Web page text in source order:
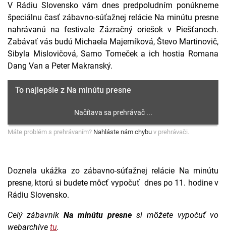
V Rádiu Slovensko vám dnes predpoludním ponúkneme
špeciálnu časť zábavno-súťažnej relácie Na minútu presne
nahrávanú na festivale Zázračný oriešok v Piešťanoch.
Zabávať vás budú Michaela Majerníková, Števo Martinovič,
Sibyla Mislovičová, Samo Tomeček a ich hostia Romana
Dang Van a Peter Makranský.
To najlepšie z Na minútu presne
Máte problém s prehrávaním? Nahláste nám chybu v prehrávači.
Doznela ukážka zo zábavno-súťažnej relácie Na minútu
presne, ktorú si budete môcť vypočuť dnes po 11. hodine v
Rádiu Slovensko.
Celý zábavník Na minútu presne si môžete vypočuť vo
webarchíve tu.